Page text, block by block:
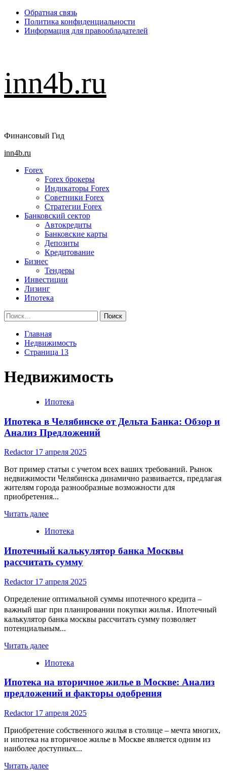
Перейти
содержимому
Обратная связь
Политика конфиденциальности
Информация для правообладателей
inn4b.ru
Финансовый Гид
Основное
inn4b.ru
Forex
Forex брокеры
Индикаторы Forex
Советники Forex
Стратегии Forex
Банковский сектор
Автокредиты
Банковские карты
Депозиты
Кредитование
Бизнес
Тендеры
Инвестиции
Лизинг
Ипотека
Найти:
Главная
Недвижимость
Страница 13
Недвижимость
Ипотека
Ипотека в Челябинске от Дельта Банка: Обзор и
Анализ Предложений
Redactor 17 апреля 2025
Вот пример статьи с учетом всех ваших требований. Рынок
недвижимости Челябинска динамично развивается‚ предлагая
жителям города разнообразные возможности для
приобретения...
Читать далееRead
about
в
Челябинске
от
Дельта
Банка:
и
Анализ
Предложений
Ипотека
Ипотечный калькулятор банка Москвы
рассчитать сумму
Redactor 17 апреля 2025
Определение оптимальной суммы ипотечного кредита –
важный шаг при планировании покупки жилья․ Ипотечный
калькулятор банка москвы рассчитать сумму позволяет
потенциальным...
Читать далееRead
about
калькулятор
банка
Москвы
рассчитать
сумму
Ипотека
Ипотека на вторичное жилье в Москве: Анализ
предложений и факторы одобрения
Redactor 17 апреля 2025
Приобретение собственного жилья в столице – мечта многих,
и ипотека на вторичное жилье в Москве является одним из
наиболее доступных...
Читать далееRead